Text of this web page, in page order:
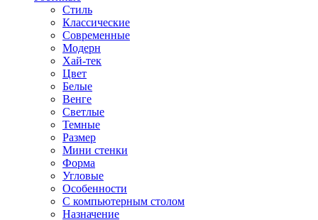
Стиль
Классические
Современные
Модерн
Хай-тек
Цвет
Белые
Венге
Светлые
Темные
Размер
Мини стенки
Форма
Угловые
Особенности
С компьютерным столом
Назначение